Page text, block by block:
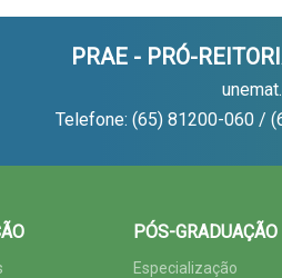
PRAE - PRÓ-
Telefone: (65) 81200-060 /
PÓS-GRADUAÇÃO
Especialização